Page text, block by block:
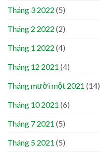
Tháng 3 2022 (5)
Tháng 2 2022 (2)
Tháng 1 2022 (4)
Tháng 12 2021 (4)
Tháng mười một 2021 (14)
Tháng 10 2021 (6)
Tháng 7 2021 (5)
Tháng 5 2021 (5)